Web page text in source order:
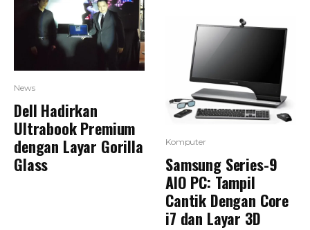
News
Dell Hadirkan
Ultrabook Premium
dengan Layar Gorilla
Glass
Komputer
Samsung Series-9
AIO PC: Tampil
Cantik Dengan Core
i7 dan Layar 3D